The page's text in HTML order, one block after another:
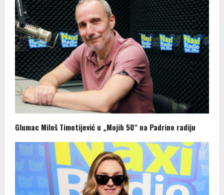
Glumac Miloš Timotijević u „Mojih 50“ na Padrino radiju